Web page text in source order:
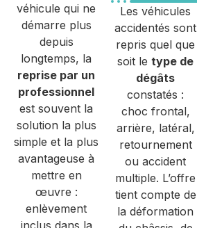
véhicule qui ne
démarre plus
depuis
longtemps, la
reprise par un
professionnel
est souvent la
solution la plus
simple et la plus
avantageuse à
mettre en
œuvre :
enlèvement
Les véhicules
accidentés sont
repris quel que
soit le type de
dégâts
constatés :
choc frontal,
arrière, latéral,
retournement
ou accident
multiple. L’offre
tient compte de
la déformation